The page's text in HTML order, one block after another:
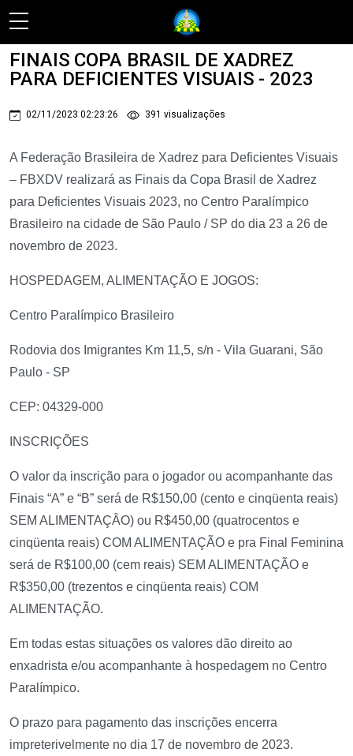
FINAIS COPA BRASIL DE XADREZ
PARA DEFICIENTES VISUAIS - 2023
02/11/2023 02:23:26 391 visualizações
A Federação Brasileira de Xadrez para Deficientes Visuais
– FBXDV realizará as Finais da Copa Brasil de Xadrez
para Deficientes Visuais 2023, no Centro Paralímpico
Brasileiro na cidade de São Paulo / SP do dia 23 a 26 de
novembro de 2023.
HOSPEDAGEM, ALIMENTAÇÃO E JOGOS:
Centro Paralímpico Brasileiro
Rodovia dos Imigrantes Km 11,5, s/n - Vila Guarani, São
Paulo - SP
CEP: 04329-000
INSCRIÇÕES
O valor da inscrição para o jogador ou acompanhante das
Finais “A” e “B” será de R$150,00 (cento e cinqüenta reais)
SEM ALIMENTAÇÂO) ou R$450,00 (quatrocentos e
cinqüenta reais) COM ALIMENTAÇÃO e pra Final Feminina
será de R$100,00 (cem reais) SEM ALIMENTAÇÃO e
R$350,00 (trezentos e cinqüenta reais) COM
ALIMENTAÇÃO.
Em todas estas situações os valores dão direito ao
enxadrista e/ou acompanhante à hospedagem no Centro
Paralímpico.
O prazo para pagamento das inscrições encerra
impreterivelmente no dia 17 de novembro de 2023.